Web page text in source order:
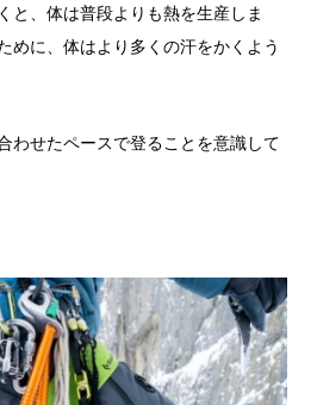
と、体は普段よりも熱を生産しま
めに、体はより多くの汗をかくよう
わせたペースで登ることを意識して